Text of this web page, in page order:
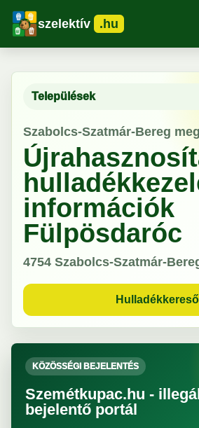
szelektív .hu
Települések
Szabolcs-Szatmár-Bereg
információk
Fülpösdaróc
4754 Szabolcs-Szatmár-
Hulladékkereső
KÖZÖSSÉGI BEJELENTÉS
Szemétkupac.hu -
bejelentő portál